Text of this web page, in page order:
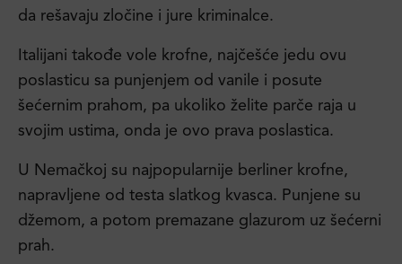
da rešavaju zločine i jure kriminalce.
Italijani takođe vole krofne, najčešće jedu ovu
poslasticu sa punjenjem od vanile i posute
šećernim prahom, pa ukoliko želite parče raja u
svojim ustima, onda je ovo prava poslastica.
U Nemačkoj su najpopularnije berliner krofne,
napravljene od testa slatkog kvasca. Punjene su
džemom, a potom premazane glazurom uz šećerni
prah.